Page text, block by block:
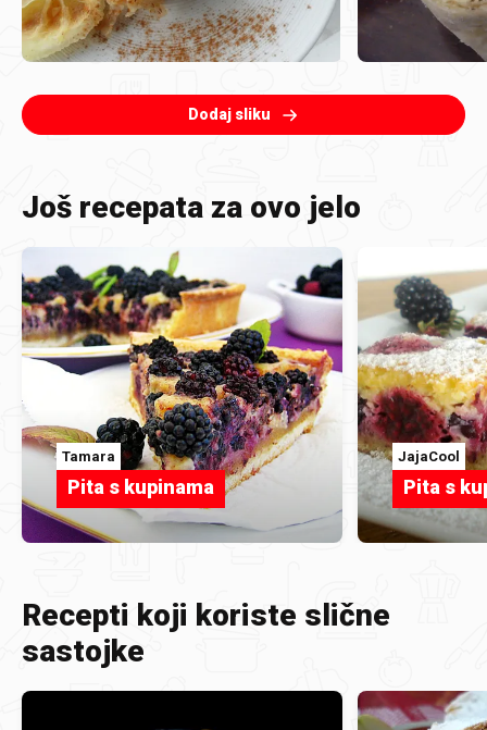
Dodaj sliku
Još recepata za ovo jelo
Tamara
Pita s kupinama
JajaCool
Pita s
Recepti koji koriste slične
sastojke